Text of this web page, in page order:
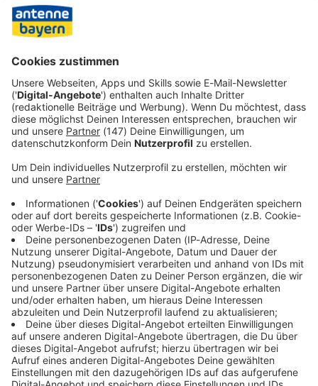
Immer auf dem Laufenden
Verpass' nichts mehr - mit unserem kostenlosen
ANTENNE BAYERN Newsletter. Ob Nachrichten,
Lifestyle oder unsere neuesten Aktionen - wir
informieren dich.
Zum Newsletter anmelden